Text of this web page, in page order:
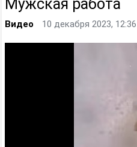
Мужская работа
Видео 10 декабря 2023, 12:36